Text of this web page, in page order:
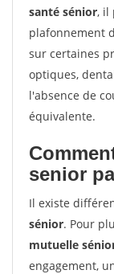
santé sénior, il
plafonnement
sur certaines
optiques,
l'absence de
équivalente.
senior
Il existe
sénior. Pour
mutuelle
engagement,